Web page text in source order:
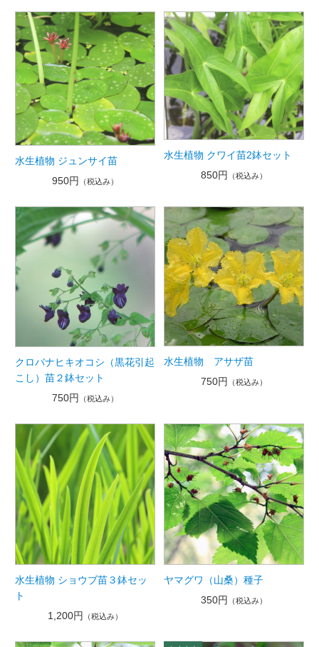
水生植物 ジュンサイ苗
950円
（税込み）
水生植物 クワイ苗2鉢セット
850円
（税込み）
クロバナヒキオコシ（黒花引起
こし）苗２鉢セット
750円
（税込み）
水生植物 アサザ苗
750円
（税込み）
水生植物 ショウブ苗３鉢セッ
ト
1,200円 （税込み）
ヤマグワ（山桑）種子
350円
（税込み）